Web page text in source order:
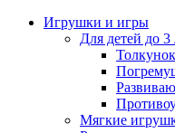
Игрушки и игры
Для детей до 3
Мягкие